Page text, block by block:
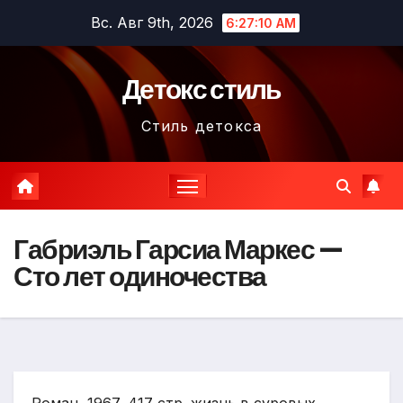
содержимому
Вс. Авг 9th, 2026 6:27:11 AM
Детокс стиль
Стиль детокса
Габриэль Гарсиа Маркес —
Сто лет одиночества